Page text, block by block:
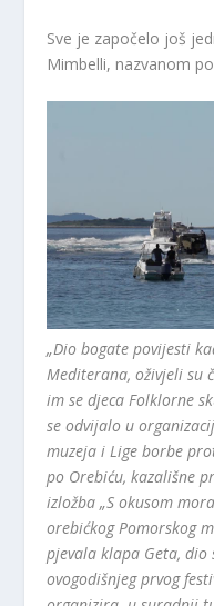
Sve je započelo još
Mimbelli, nazvanom
„Dio bogate povijesti
Mediterana, oživjeli su
im se djeca Folklorne
se odvijalo u
muzeja i Lige borbe
po Orebiću, kazališne
izložba „S okusom
orebićkog Pomorskog
pjevala klapa Geta,
ovogodišnjeg prvog